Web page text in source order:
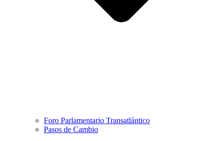
Foro Parlamentario Transatlántico
Pasos de Cambio